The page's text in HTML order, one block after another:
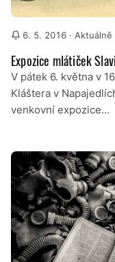
6. 5. 2016 · Aktuálně
Expozice mlátiček
V pátek 6. května v
Kláštera v
venkovní expozice…